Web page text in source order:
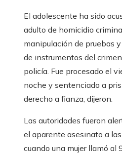
El adolescente ha sido
adulto de homicidio
manipulación de pruebas
de instrumentos del
policía. Fue procesado el
noche y sentenciado a
derecho a fianza, dijeron.
Las autoridades fueron
el aparente asesinato a
cuando una mujer llamó al